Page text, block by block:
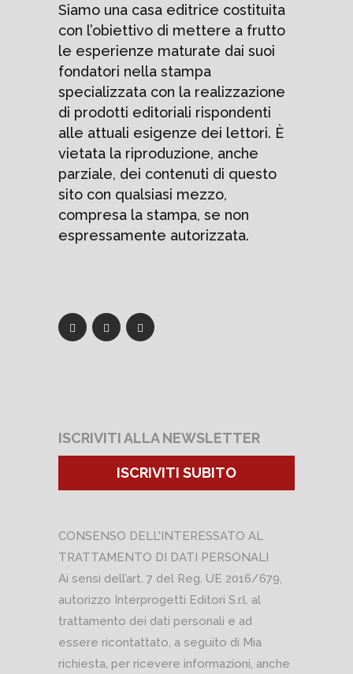
Siamo una casa editrice costituita
con l’obiettivo di mettere a frutto
le esperienze maturate dai suoi
fondatori nella stampa
specializzata con la realizzazione
di prodotti editoriali rispondenti
alle attuali esigenze dei lettori. È
vietata la riproduzione, anche
parziale, dei contenuti di questo
sito con qualsiasi mezzo,
compresa la stampa, se non
espressamente autorizzata.
ISCRIVITI ALLA NEWSLETTER
ISCRIVITI SUBITO
CONSENSO DELL'INTERESSATO AL
TRATTAMENTO DI DATI PERSONALI
Ai sensi dell’art. 7 del Reg. UE 2016/679,
autorizzo Interprogetti Editori S.r.l. al
trattamento dei dati personali e ad
essere ricontattato, a seguito di Mia
richiesta, per ricevere informazioni, anche